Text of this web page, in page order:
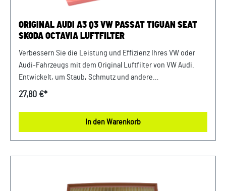
ORIGINAL AUDI A3 Q3 VW PASSAT TIGUAN SEAT
SKODA OCTAVIA LUFTFILTER
Verbessern Sie die Leistung und Effizienz Ihres VW oder
Audi-Fahrzeugs mit dem Original Luftfilter von VW Audi.
Entwickelt, um Staub, Schmutz und andere
Verunreinigungen fernzuhalten, sorgt dieser Luftfilter für
und hochwertigen Materialien gewährleistet er eine lange
Lebensdauer und zuverlässige Leistung. Halten Sie Ihren
Škoda Unser Service für Sie: Um Fehlkäufe zu vermeiden,
27,80 €*
In den Warenkorb